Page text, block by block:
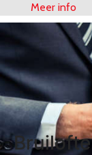
Meer info